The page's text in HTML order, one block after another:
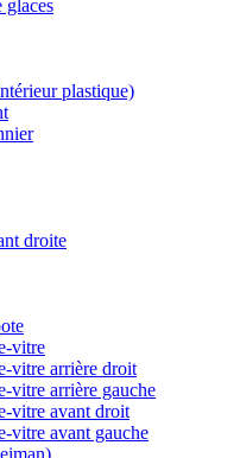
glaces
plastique)
droite
vitre
vitre arrière droit
vitre arrière gauche
vitre avant droit
vitre avant gauche